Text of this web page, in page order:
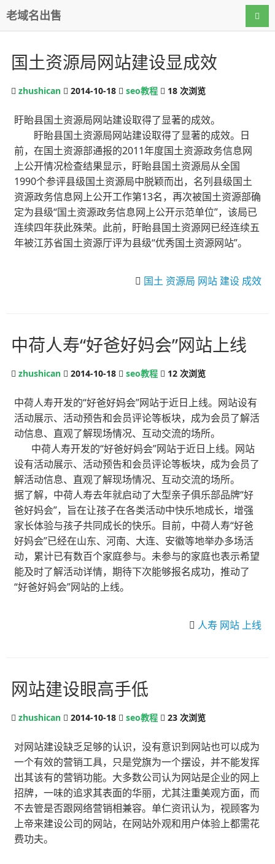
老域名出售 导航
国土资源局网站建设显成效
zhushican 2014-10-18 seo教程 18 次浏览
盱眙县国土资源局网站建设取得了显著的成效。
盱眙县国土资源局网站建设取得了显著的成效。日
前，在国土资源部通报的2011年度国土资源政务信息网
上公开情况检查结果显示，盱眙县国土资源局从全国
1990个参评县级国土资源局中脱颖而出，名列县级国土
资源政务信息网上公开工作第13名，再次被国土资源部确
定为县级“国土资源政务信息网上公开示范单位”，该局已
连续四年获此殊荣。此前，盱眙县国土资源网已经连续五
年被江苏省国土资源厅评为县级“优秀国土资源网站”。
国土 资源局 网站 建设 成效
中荷人寿“好爸好妈会”网站上线
zhushican 2014-10-18 seo教程 12 次浏览
中荷人寿开发的“好爸好妈会”网站于近日上线。网站设有
活动展示、活动预告和会员评论等板块，成为会员了解活
动信息、直观了解现场情况、互动交流的场所。
中荷人寿开发的“好爸好妈会”网站于近日上线。网站
设有活动展示、活动预告和会员评论等板块，成为会员了
解活动信息、直观了解现场情况、互动交流的场所。
据了解，中荷人寿去年就启动了大型亲子俱乐部品牌“好
爸好妈会”，旨在让孩子在各类活动中快乐地成长，增强
家长体验与孩子共同成长的快乐。目前，中荷人寿“好爸
好妈会”已经在山东、河南、大连、安徽等地举办多场活
动，累计已有数百个家庭参与。未参与的家庭也表示希望
能及时了解活动详情，期待下次能够报名成功，推动了
“好爸好妈会”网站的上线。
人寿 网站 上线
网站建设眼高手低
zhushican 2014-10-18 seo教程 23 次浏览
对网站建设缺乏足够的认识，没有意识到网站也可以成为
一个有效的营销工具，只是党旗为一个摆设，并不能发挥
出其该有的营销功能。大多数公司认为网站是企业的网上
招牌，一味的追求其表面的华丽，尤其注重美观方面，而
不去管是否跟网络营销相兼容。单仁资讯认为，视顾客为
上帝来建设公司的网站，在网站外观和用户体验上都需花
费功夫。